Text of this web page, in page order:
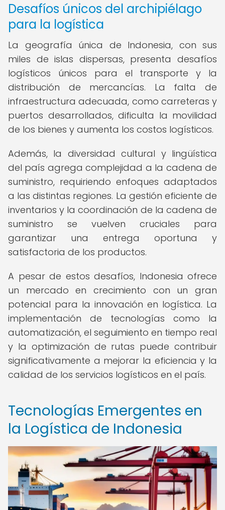
Desafíos únicos del archipiélago
para la logística
La geografía única de Indonesia, con sus
miles de islas dispersas, presenta desafíos
logísticos únicos para el transporte y la
distribución de mercancías. La falta de
infraestructura adecuada, como carreteras y
puertos desarrollados, dificulta la movilidad
de los bienes y aumenta los costos logísticos.
Además, la diversidad cultural y lingüística
del país agrega complejidad a la cadena de
suministro, requiriendo enfoques adaptados
a las distintas regiones. La gestión eficiente de
inventarios y la coordinación de la cadena de
suministro se vuelven cruciales para
garantizar una entrega oportuna y
satisfactoria de los productos.
A pesar de estos desafíos, Indonesia ofrece
un mercado en crecimiento con un gran
potencial para la innovación en logística. La
implementación de tecnologías como la
automatización, el seguimiento en tiempo real
y la optimización de rutas puede contribuir
significativamente a mejorar la eficiencia y la
calidad de los servicios logísticos en el país.
Tecnologías Emergentes en
la Logística de Indonesia